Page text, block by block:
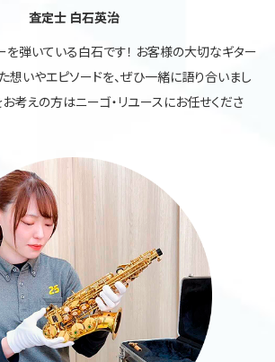
査定士 白石英治
を弾いている白石です！ お客様の大切なギター
想いやエピソードを、ぜひ一緒に語り合いまし
お考えの方はニーゴ・リユースにお任せくださ